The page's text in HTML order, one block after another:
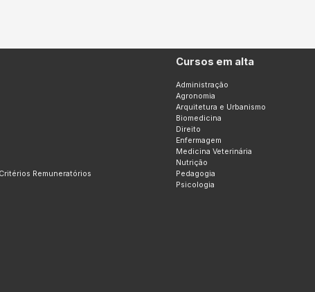
Remuneratórios
Cursos em alta
Administração
Agronomia
Arquitetura e Urbanismo
Biomedicina
Direito
Enfermagem
Medicina Veterinária
Nutrição
Pedagogia
Psicologia